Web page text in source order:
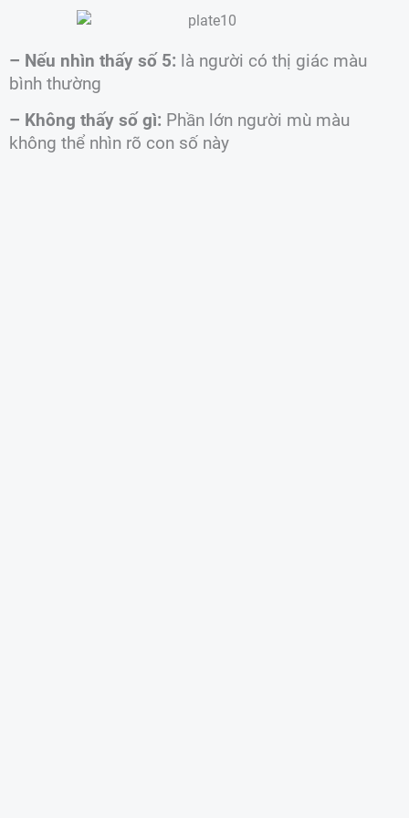
– Nếu nhìn thấy số 5: là người có thị giác màu
bình thường
– Không thấy số gì: Phần lớn người mù màu
không thể nhìn rõ con số này